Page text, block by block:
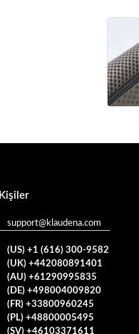
Kişiler
support@klaudena.com
(US) +1 (616) 300-9582
(UK) +442080891401
(AU) +61290995835
(DE) +498004009820
(FR) +33800960245
(PL) +48800005495
(SV) +46103371611